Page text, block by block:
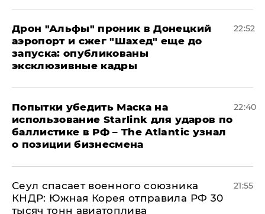
Дрон "Альфы" проник в Донецкий
аэропорт и сжег "Шахед" еще до
запуска: опубликованы
эксклюзивные кадры
22:52
Попытки убедить Маска на
использование Starlink для ударов по
баллистике в РФ – The Atlantic узнал
о позиции бизнесмена
22:40
​Сеул спасает военного союзника
КНДР: Южная Корея отправила РФ 30
тысяч тонн авиатоплива
21:55